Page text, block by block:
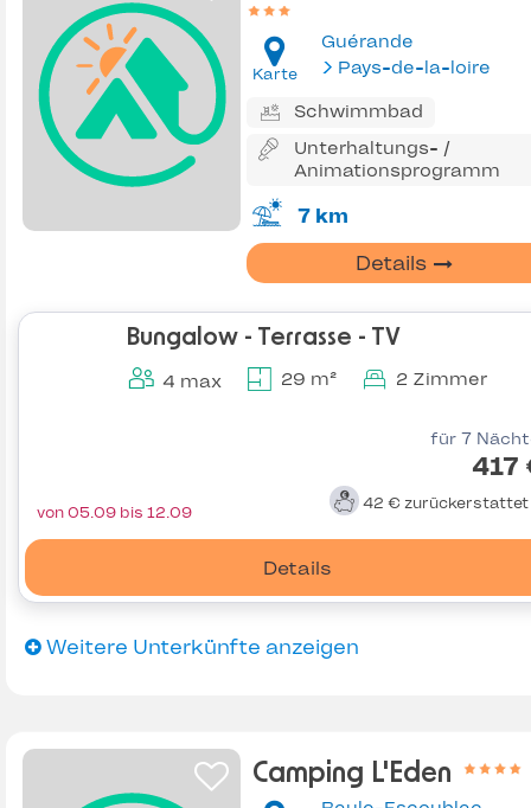
Karte
Guérande
Pays-de-la-loire
Schwimmbad
Unterhaltungs- /
Animationsprogramm
7 km
Details
Bungalow - Terrasse - TV
4 max 29 m² 2 Zimmer
für 7
417
42 € zurückerstattet
Details
von 05.09 bis 12.09
Weitere Unterkünfte anzeigen
Camping L'Eden